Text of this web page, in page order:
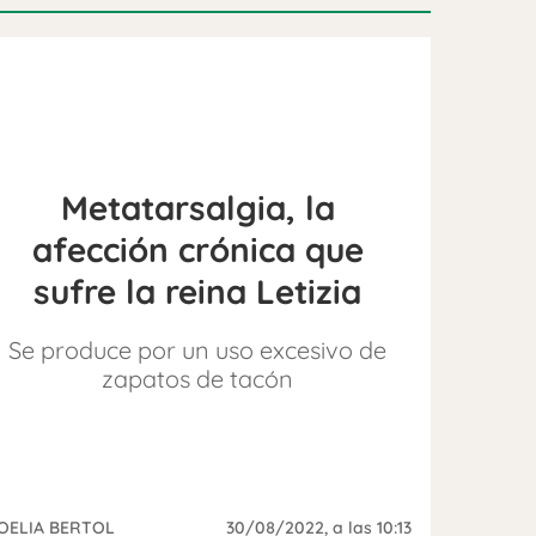
Metatarsalgia, la
afección crónica que
sufre la reina Letizia
Se produce por un uso excesivo de
zapatos de tacón
BERTOL 30/08/2022, a las 10:13